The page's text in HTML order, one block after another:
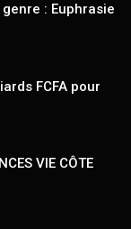
: Euphrasie
FCFA pour
VIE CÔTE